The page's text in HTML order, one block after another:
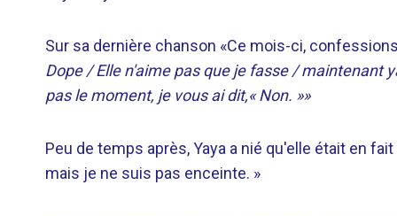
Sur sa dernière chanson «Ce mois-ci,
Dope / Elle n'aime pas que je fasse / maintenant
pas le moment, je vous ai dit,« Non. »»
Peu de temps après, Yaya a nié qu'elle était en
mais je ne suis pas enceinte. »